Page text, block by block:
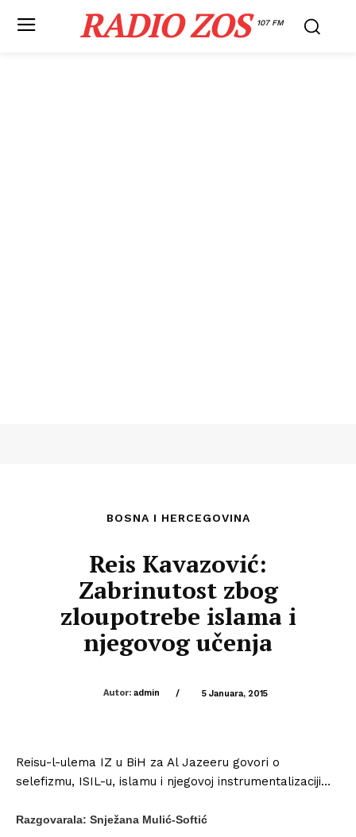
RADIO ZOS 107 FM
BOSNA I HERCEGOVINA
Reis Kavazović:
Zabrinutost zbog
zloupotrebe islama i
njegovog učenja
Autor: admin / 5 Januara, 2015
Reisu-l-ulema IZ u BiH za Al Jazeeru govori o
selefizmu, ISIL-u, islamu i njegovoj instrumentalizaciji…
Razgovarala: Snježana Mulić-Softić